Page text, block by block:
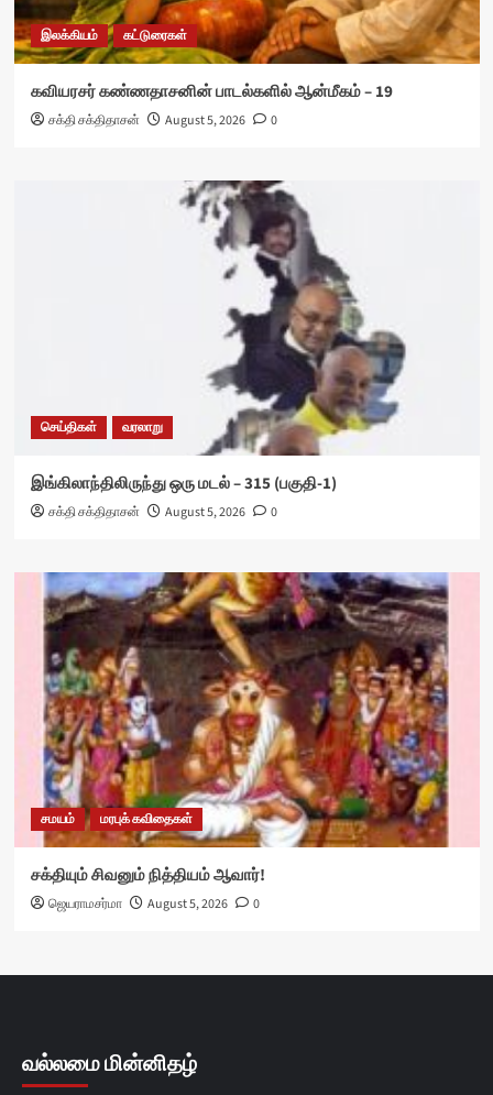
இலக்கியம் கட்டுரைகள்
கவியரசர் கண்ணதாசனின் பாடல்களில் ஆன்மீகம் – 19
சக்தி சக்திதாசன் August 5, 2026 0
செய்திகள் வரலாறு
இங்கிலாந்திலிருந்து ஒரு மடல் – 315 (பகுதி-1)
சக்தி சக்திதாசன் August 5, 2026 0
சமயம் மரபுக் கவிதைகள்
சக்தியும் சிவனும் நித்தியம் ஆவார்!
ஜெயராமசர்மா August 5, 2026 0
வல்லமை மின்னிதழ்